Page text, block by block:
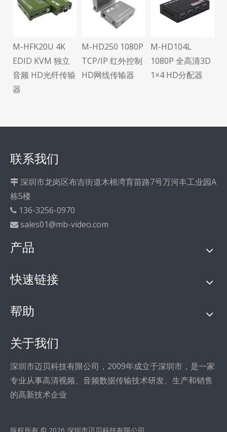
M-HFK20U 4K
EDID KVM 独立
音频 HD光纤传输
器
M-HD250 1080P
TCP/IP 红外控制
HD网线传输器
M-HD104L
1080P 全高清3D
1×4 HD分配器
联系我们
 深圳市龙岗区布吉街道木棉湾育苗路7号万河丰工业园A
栋5楼
 136-3256-0970
 sales01@mb-video.com
产品
快速链接
帮助
关于我们
深圳市迈贝科技有限公司，2009年成立于深圳市，是一家
专业从事高清视频、音频数据传输技术研发、生产和销售
的高新技术企业